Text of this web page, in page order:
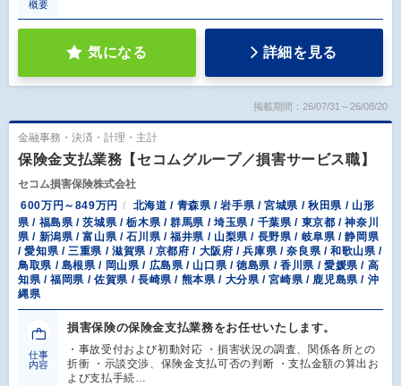
概要
気になる 詳細を見る
掲載期間：26/07/31～26/08/20
金融事務・決済・計理・主計
保険金支払業務【セコムグループ／損害サービス職】
セコム損害保険株式会社
600万円～849万円
北海道 / 青森県 / 岩手県 / 宮城県 / 秋田県 / 山形
県 / 福島県 / 茨城県 / 栃木県 / 群馬県 / 埼玉県 / 千葉県 / 東京都 / 神奈川
県 / 新潟県 / 富山県 / 石川県 / 福井県 / 山梨県 / 長野県 / 岐阜県 / 静岡県
/ 愛知県 / 三重県 / 滋賀県 / 京都府 / 大阪府 / 兵庫県 / 奈良県 / 和歌山県 /
鳥取県 / 島根県 / 岡山県 / 広島県 / 山口県 / 徳島県 / 香川県 / 愛媛県 / 高
知県 / 福岡県 / 佐賀県 / 長崎県 / 熊本県 / 大分県 / 宮崎県 / 鹿児島県 / 沖
縄県
仕事
内容
損害保険の保険金支払業務をお任せいたします。
・事故受付および初動対応 ・損害状況の調査、関係各所との
折衝 ・示談交渉、保険金支払可否の判断 ・支払金額の算出お
よび支払手続…